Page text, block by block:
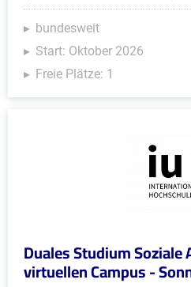
bundesweit
Start: Oktober 2026
Freie Plätze: 1
Duales Studium Soziale
virtuellen Campus -